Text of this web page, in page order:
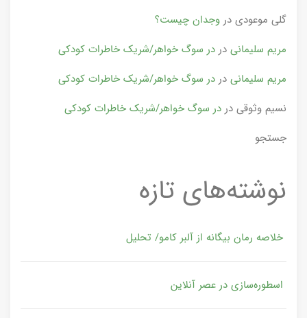
گلی موعودی در وجدان چیست؟
مریم سلیمانی در در سوگ خواهر/شریک خاطرات کودکی
مریم سلیمانی در در سوگ خواهر/شریک خاطرات کودکی
نسیم وثوقی در در سوگ خواهر/شریک خاطرات کودکی
جستجو
نوشته‌های تازه
خلاصه رمان بیگانه از آلبر کامو/ تحلیل
اسطوره‌سازی در عصر آنلاین